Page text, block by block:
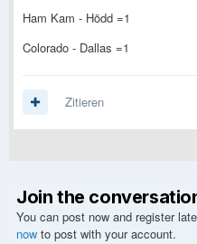
Ham Kam - Hödd =1
Colorado - Dallas =1
Zitieren
Join the
You can post now and register
now to post with your account.